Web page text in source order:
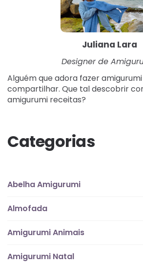
Juliana Lara
Designer de
Alguém que adora fazer
compartilhar. Que tal descobrir
amigurumi receitas?
Categorias
Abelha Amigurumi
Almofada
Amigurumi Animais
Amigurumi Natal